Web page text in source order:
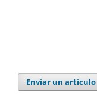
Enviar un artículo